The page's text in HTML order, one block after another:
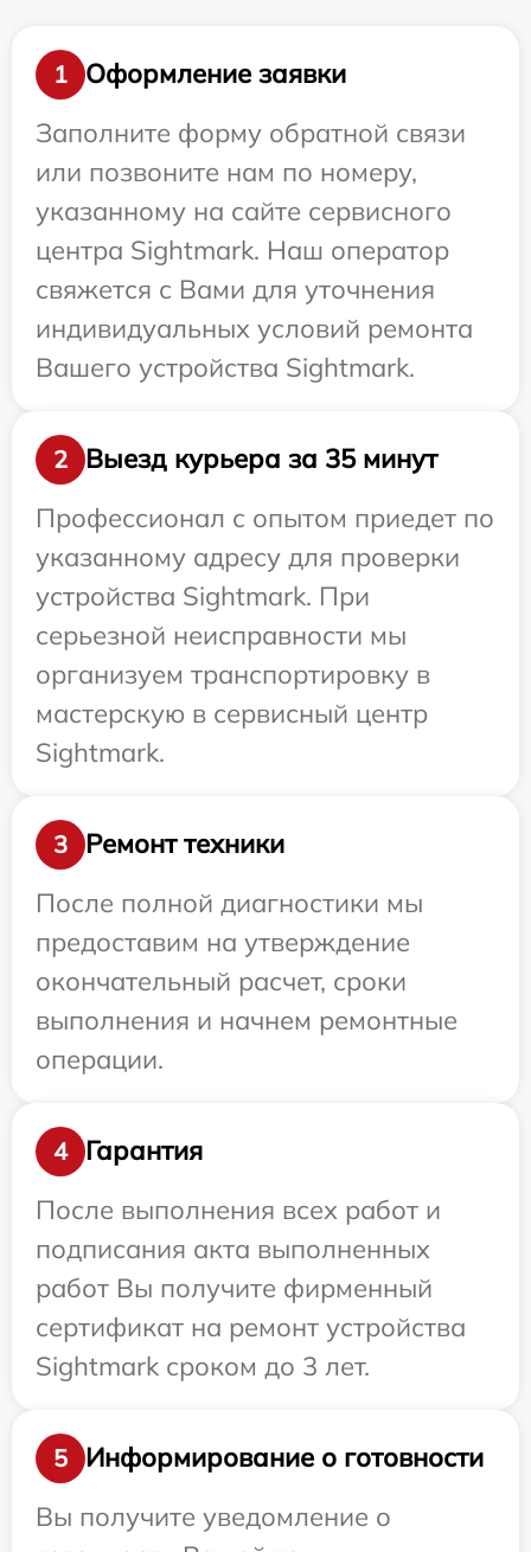
1
Оформление заявки
Заполните форму обратной связи
или позвоните нам по номеру,
указанному на сайте сервисного
центра Sightmark. Наш оператор
свяжется с Вами для уточнения
индивидуальных условий ремонта
Вашего устройства Sightmark.
2
Выезд курьера за 35 минут
Профессионал с опытом приедет по
указанному адресу для проверки
устройства Sightmark. При
серьезной неисправности мы
организуем транспортировку в
мастерскую в сервисный центр
Sightmark.
3
Ремонт техники
После полной диагностики мы
предоставим на утверждение
окончательный расчет, сроки
выполнения и начнем ремонтные
операции.
4
Гарантия
После выполнения всех работ и
подписания акта выполненных
работ Вы получите фирменный
сертификат на ремонт устройства
Sightmark сроком до 3 лет.
5
Информирование о готовности
Вы получите уведомление о